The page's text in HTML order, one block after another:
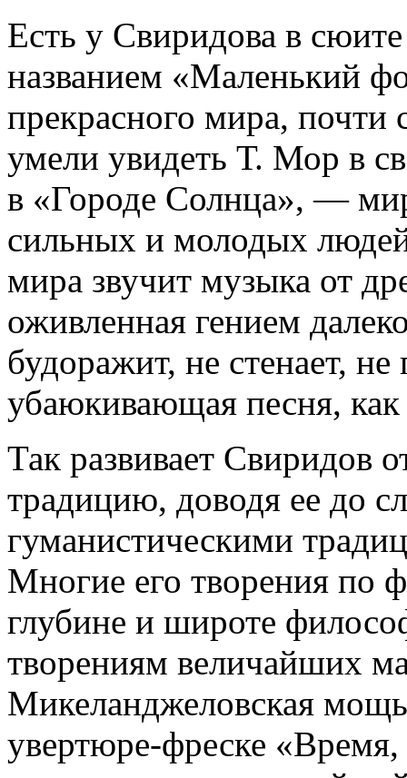
Есть у Свиридова в
названием «Маленький
прекрасного мира, почти
умели увидеть Т. Мор в
в «Городе Солнца», —
сильных и молодых
мира звучит музыка от
оживленная гением
будоражит, не стенает,
убаюкивающая песня, как
Так развивает Свиридов
традицию, доводя ее до
гуманистическими
Многие его творения по
глубине и широте
творениям величайших
Микеланджеловская
увертюре-фреске